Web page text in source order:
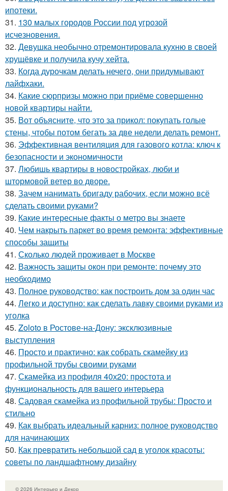
ипотеки.
31. 130 малых городов России под угрозой
исчезновения.
32. Девушка необычно отремонтировала кухню в своей
хрущёвке и получила кучу хейта.
33. Когда дурочкам делать нечего, они придумывают
лайфхаки.
34. Какие сюрпризы можно при приёме совершенно
новой квартиры найти.
35. Вот объясните, что это за прикол: покупать голые
стены, чтобы потом бегать за две недели делать ремонт.
36. Эффективная вентиляция для газового котла: ключ к
безопасности и экономичности
37. Любишь квартиры в новостройках, люби и
штормовой ветер во дворе.
38. Зачем нанимать бригаду рабочих, если можно всё
сделать своими руками?
39. Какие интересные факты о метро вы знаете
40. Чем накрыть паркет во время ремонта: эффективные
способы защиты
41. Сколько людей проживает в Москве
42. Важность защиты окон при ремонте: почему это
необходимо
43. Полное руководство: как построить дом за один час
44. Легко и доступно: как сделать лавку своими руками из
уголка
45. Zoloto в Ростове-на-Дону: эксклюзивные
выступления
46. Просто и практично: как собрать скамейку из
профильной трубы своими руками
47. Скамейка из профиля 40х20: простота и
функциональность для вашего интерьера
48. Садовая скамейка из профильной трубы: Просто и
стильно
49. Как выбрать идеальный карниз: полное руководство
для начинающих
50. Как превратить небольшой сад в уголок красоты:
советы по ландшафтному дизайну
© 2026 Интерьер и Декор